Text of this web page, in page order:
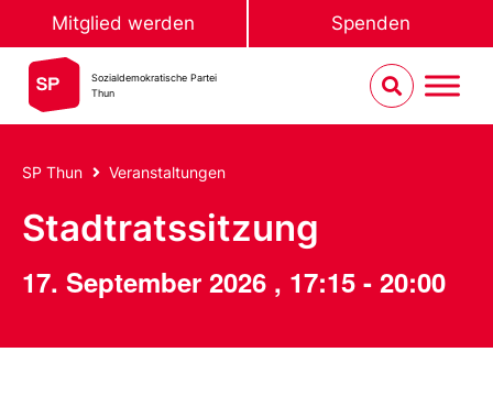
Mitglied werden Spenden
Sozialdemokratische Partei
Thun
SP Thun Veranstaltungen
Stadtratssitzung
17. September 2026 , 17:15 - 20:00